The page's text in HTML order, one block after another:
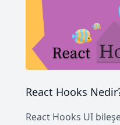
React Hooks
React Hooks UI